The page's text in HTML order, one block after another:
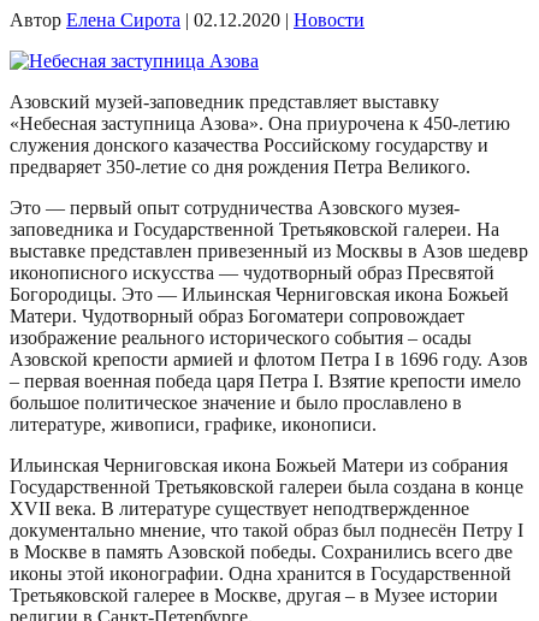
Автор Елена Сирота | 02.12.2020 | Новости
Азовский музей-заповедник представляет выставку
«Небесная заступница Азова». Она приурочена к 450-летию
служения донского казачества Российскому государству и
предваряет 350-летие со дня рождения Петра Великого.
Это — первый опыт сотрудничества Азовского музея-
заповедника и Государственной Третьяковской галереи. На
выставке представлен привезенный из Москвы в Азов шедевр
иконописного искусства — чудотворный образ Пресвятой
Богородицы. Это — Ильинская Черниговская икона Божьей
Матери. Чудотворный образ Богоматери сопровождает
изображение реального исторического события – осады
Азовской крепости армией и флотом Петра I в 1696 году. Азов
– первая военная победа царя Петра I. Взятие крепости имело
большое политическое значение и было прославлено в
литературе, живописи, графике, иконописи.
Ильинская Черниговская икона Божьей Матери из собрания
Государственной Третьяковской галереи была создана в конце
ХVII века. В литературе существует неподтвержденное
документально мнение, что такой образ был поднесён Петру I
в Москве в память Азовской победы. Сохранились всего две
иконы этой иконографии. Одна хранится в Государственной
Третьяковской галерее в Москве, другая – в Музее истории